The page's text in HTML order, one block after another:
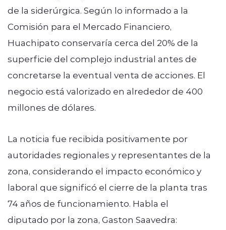
de la siderúrgica. Según lo informado a la
Comisión para el Mercado Financiero,
Huachipato conservaría cerca del 20% de la
superficie del complejo industrial antes de
concretarse la eventual venta de acciones. El
negocio está valorizado en alrededor de 400
millones de dólares.
La noticia fue recibida positivamente por
autoridades regionales y representantes de la
zona, considerando el impacto económico y
laboral que significó el cierre de la planta tras
74 años de funcionamiento. Habla el
diputado por la zona, Gaston Saavedra: